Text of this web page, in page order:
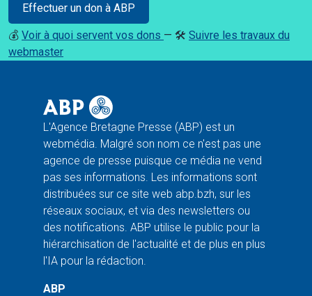
Effectuer un don à ABP
💰 Voir à quoi servent vos dons — 🛠️ Suivre les travaux du
webmaster
L'Agence Bretagne Presse (ABP) est un
webmédia. Malgré son nom ce n'est pas une
agence de presse puisque ce média ne vend
pas ses informations. Les informations sont
distribuées sur ce site web abp.bzh, sur les
réseaux sociaux, et via des newsletters ou
des notifications. ABP utilise le public pour la
hiérarchisation de l'actualité et de plus en plus
l'IA pour la rédaction.
ABP